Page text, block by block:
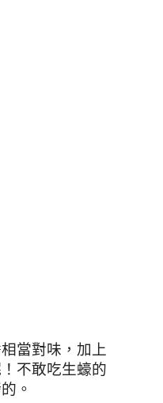
相當對味，加上
不敢吃生蠔的
。